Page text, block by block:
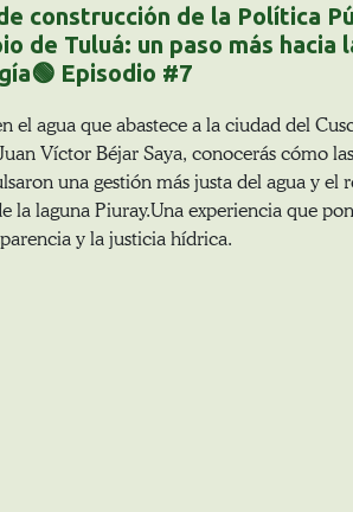
construcción de la Política
de Tuluá: un paso más
Episodio #7
el agua que abastece a la ciudad del
Víctor Béjar Saya, conocerás cómo
una gestión más justa del agua y el
la laguna Piuray.Una experiencia que
y la justicia hídrica.